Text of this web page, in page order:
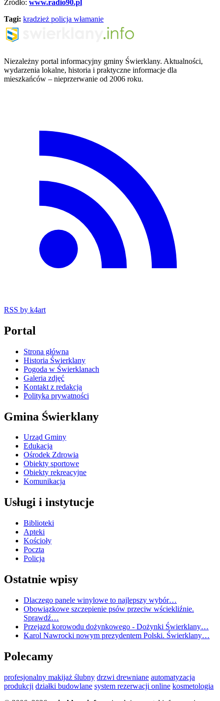
Źródło: www.radio90.pl
Tagi: kradzież policja włamanie
Niezależny portal informacyjny gminy Świerklany. Aktualności,
wydarzenia lokalne, historia i praktyczne informacje dla
mieszkańców – nieprzerwanie od 2006 roku.
RSS by k4art
Portal
Strona główna
Historia Świerklany
Pogoda w Świerklanach
Galeria zdjęć
Kontakt z redakcją
Polityka prywatności
Gmina Świerklany
Urząd Gminy
Edukacja
Ośrodek Zdrowia
Obiekty sportowe
Obiekty rekreacyjne
Komunikacja
Usługi i instytucje
Biblioteki
Apteki
Kościoły
Poczta
Policja
Ostatnie wpisy
Dlaczego panele winylowe to najlepszy wybór…
Obowiązkowe szczepienie psów przeciw wściekliźnie.
Sprawdź…
Przejazd korowodu dożynkowego - Dożynki Świerklany…
Karol Nawrocki nowym prezydentem Polski. Świerklany…
Polecamy
profesjonalny makijaż ślubny drzwi drewniane automatyzacja
produkcji działki budowlane system rezerwacji online kosmetologia